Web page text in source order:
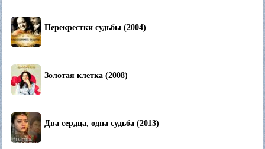
Перекрестки судьбы (2004)
Золотая клетка (2008)
Два сердца, одна судьба (2013)